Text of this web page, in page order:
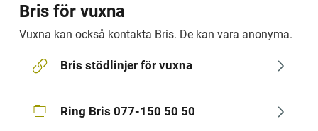
Bris för vuxna
Vuxna kan också kontakta Bris. De kan vara anonyma.
Bris stödlinjer för vuxna
Ring Bris 077-150 50 50